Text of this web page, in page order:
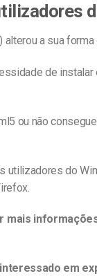
a sua
de
ou não
utilizadores do
mais
em